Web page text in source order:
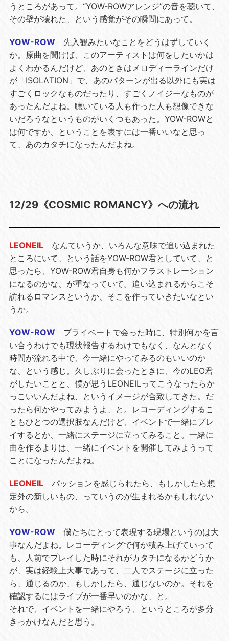
うところがあって。“YOW-ROWアレンジ”の音を聴いて、
その壁が壊れた、という感覚がその瞬間にあって。
YOW-ROW 先入観みたいなことをどうはずしていく
か。原曲を聞けば、このアーティストは何をしたいかは
よくわかるんだけど、あのときはメロディーラインだけ
が「ISOLΛTION」で、あのパターンが出る以外にも実は
すごくロックなものだったり、すごくノイジーなものが
あったんだよね。聴いている人も作った人も想像できな
いだろうなというものがいくつもあった。YOW-ROWと
は何ですか、ということを表すには一番いいなと思っ
て、あのカタチになったんだよね。
12/29《COSMIC ROMANCY》への流れ
LEONEIL なんていうか、いろんな意味で追い込まれた
ところにいて、という話をYOW-ROW君としていて、と
思ったら、YOW-ROW君自身も何かフラストレーション
になるのかな、が重なっていて。追い込まれるからこそ
訪れるロマンスというか、そこを作っていきたいなとい
うか。
YOW-ROW プライベートで会った時に、特別何かを言
い合うわけでも現状報告するわけでもなく、なんとなく
時間が流れる中で、今一緒にやってみるのもいいのか
な、という感じ。久しぶりに会ったときに、今のLEO君
がしたいことと、僕が思うLEONEILってこうなったらか
っこいいんだよね、というイメージが合致してきた。だ
ったら何かやってみようよ、と。レコーディングするこ
ともひとつの選択肢なんだけど、イベントで一緒にプレ
イするとか、一緒にステージに立ってみること。一緒に
曲を作るよりは、一緒にイベントを開催してみようって
ことになったんだよね。
LEONEIL パッションを感じられたら、もしかしたら想
定外の新しいもの、っていうのが生まれるかもしれない
から。
YOW-ROW
僕たちにとって表現する現場というのは大
事なんだよね。レコーディングで何か積み上げていって
も、人前でプレイした時にそれがカタチになるかどうか
が、実は経験上大事であって、二人でステージに立った
ら、通じるのか、もしかしたら、通じないのか。それを
確認するにはライブが一番早いのかな、と。
それで、イベントを一緒にやろう、というところが多分
きっかけなんだと思う。